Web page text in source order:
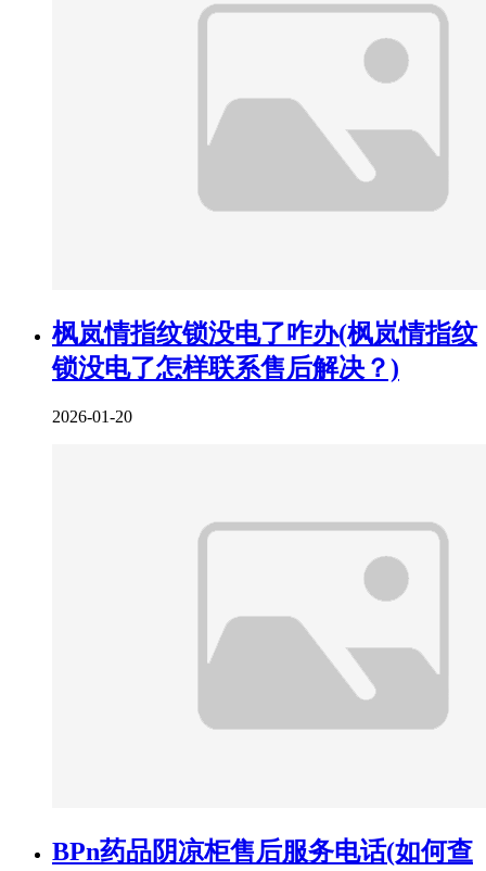
枫岚情指纹锁没电了咋办(枫岚情指纹
锁没电了怎样联系售后解决？)
2026-01-20
BPn药品阴凉柜售后服务电话(如何查